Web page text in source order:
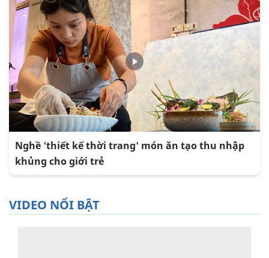
Nghề 'thiết kế thời trang' món ăn tạo thu nhập
khủng cho giới trẻ
VIDEO NỔI BẬT